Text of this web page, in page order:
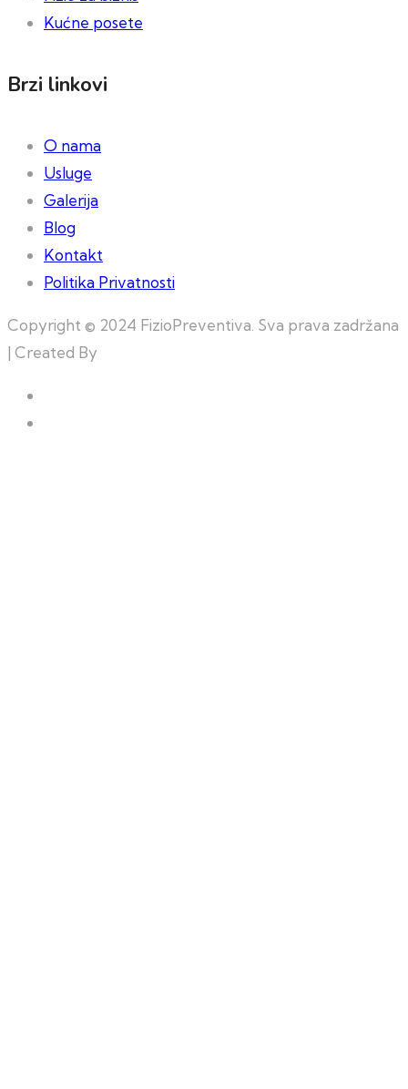
Kućne posete
Brzi linkovi
O nama
Usluge
Galerija
Blog
Kontakt
Politika Privatnosti
Copyright © 2024 FizioPreventiva. Sva prava zadržana
| Created By